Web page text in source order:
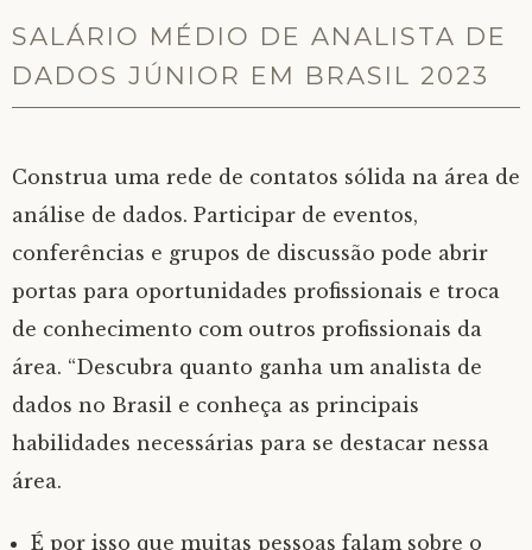
SALÁRIO MÉDIO DE ANALISTA DE
DADOS JÚNIOR EM BRASIL 2023
Construa uma rede de contatos sólida na área de
análise de dados. Participar de eventos,
conferências e grupos de discussão pode abrir
portas para oportunidades profissionais e troca
de conhecimento com outros profissionais da
área. “Descubra quanto ganha um analista de
dados no Brasil e conheça as principais
habilidades necessárias para se destacar nessa
área.
É por isso que muitas pessoas falam sobre o